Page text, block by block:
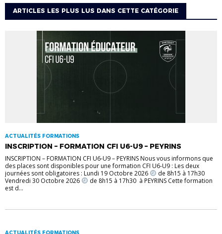
ARTICLES LES PLUS LUS DANS CETTE CATÉGORIE
ACTUALITÉS FORMATIONS
INSCRIPTION – FORMATION CFI U6-U9 – PEYRINS
INSCRIPTION – FORMATION CFI U6-U9 – PEYRINS Nous vous informons que
des places sont disponibles pour une formation CFI U6-U9 : Les deux
journées sont obligatoires : Lundi 19 Octobre 2026
de 8h15 à 17h30
Vendredi 30 Octobre 2026
de 8h15 à 17h30 à PEYRINS Cette formation
est d...